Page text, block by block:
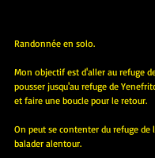
Randonnée en solo.
Mon objectif est d'aller au refuge
pousser jusqu'au refuge de
et faire une boucle pour le retour.
On peut se contenter du refuge de
balader alentour.